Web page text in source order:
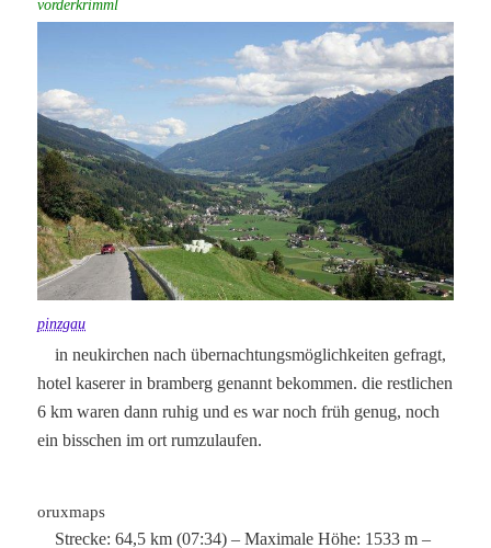
vorderkrimml
pinzgau
in neukirchen nach übernachtungsmöglichkeiten gefragt,
hotel kaserer in bramberg genannt bekommen. die restlichen
6 km waren dann ruhig und es war noch früh genug, noch
ein bisschen im ort rumzulaufen.
oruxmaps
Strecke: 64,5 km (07:34) – Maximale Höhe: 1533 m –